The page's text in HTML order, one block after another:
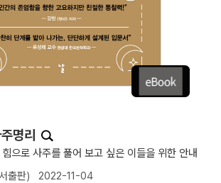
명리
으로 사주를 풀어 보고 싶은 이들을 위한 안내
출판) 2022-11-04